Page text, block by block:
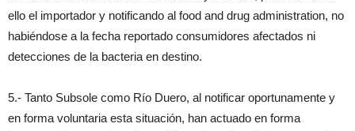
ello el importador y notificando al food and drug administration, no
habiéndose a la fecha reportado consumidores afectados ni
detecciones de la bacteria en destino.
5.- Tanto Subsole como Río Duero, al notificar oportunamente y
en forma voluntaria esta situación, han actuado en forma